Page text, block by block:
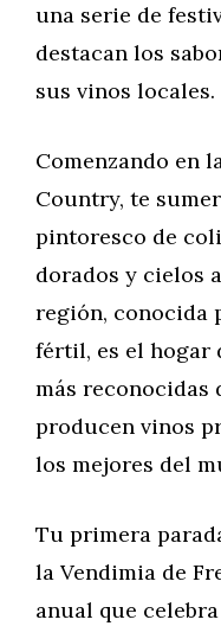
una serie de
destacan los
sus vinos locales.
Comenzando en
Country, te
pintoresco de
dorados y cielos
región, conocida
fértil, es el hogar
más reconocidas
producen vinos
los mejores del
Tu primera
la Vendimia de
anual que